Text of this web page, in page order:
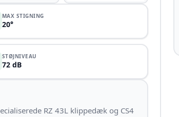
MAX STIGNING
20°
STØJNIVEAU
72 dB
RZ 43L klippedæk og CS4